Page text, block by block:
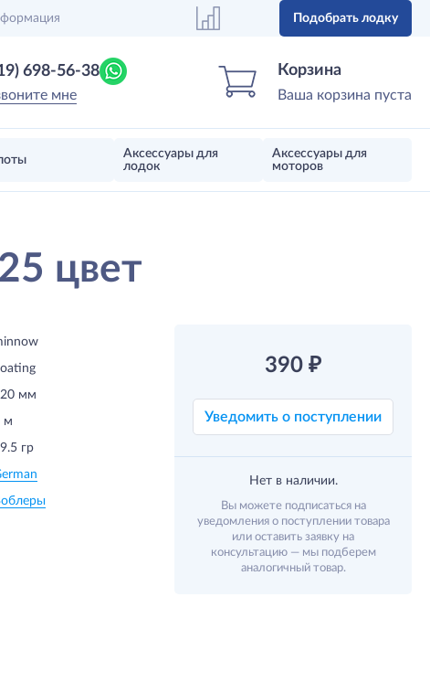
Подобрать лодку
Корзина
Ваша корзина пуста
698-56-38
мне
Аксессуары для
лодок
Аксессуары для
моторов
цвет
390 ₽
Уведомить о поступлении
Нет в наличии.
Вы можете подписаться на
уведомления о поступлении товара
или оставить заявку на
консультацию — мы подберем
аналогичный товар.
мм
м
гр